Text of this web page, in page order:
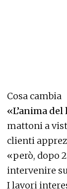
Cosa cambia
«L’anima
mattoni a
clienti
«però, dopo
intervenire
I lavori